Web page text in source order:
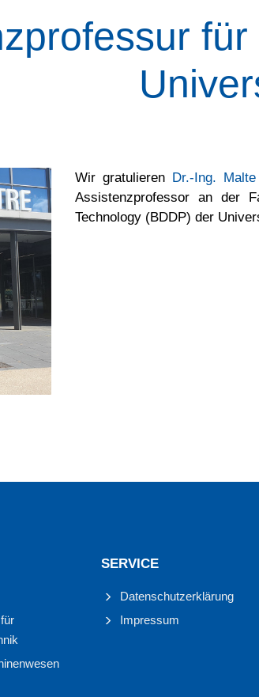
Wir gratulieren Dr.-Ing.
Assistenzprofessor an der
Technology (BDDP) der
SERVICE
Datenschutzerklärung
Impressum